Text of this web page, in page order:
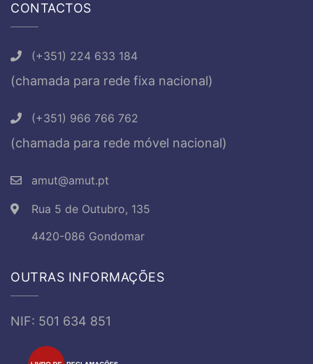
CONTACTOS
(+351) 224 633 184
(chamada para rede fixa nacional)
(+351) 966 766 762
(chamada para rede móvel nacional)
amut@amut.pt
Rua 5 de Outubro, 135
4420-086 Gondomar
OUTRAS INFORMAÇÕES
NIF: 501 634 851